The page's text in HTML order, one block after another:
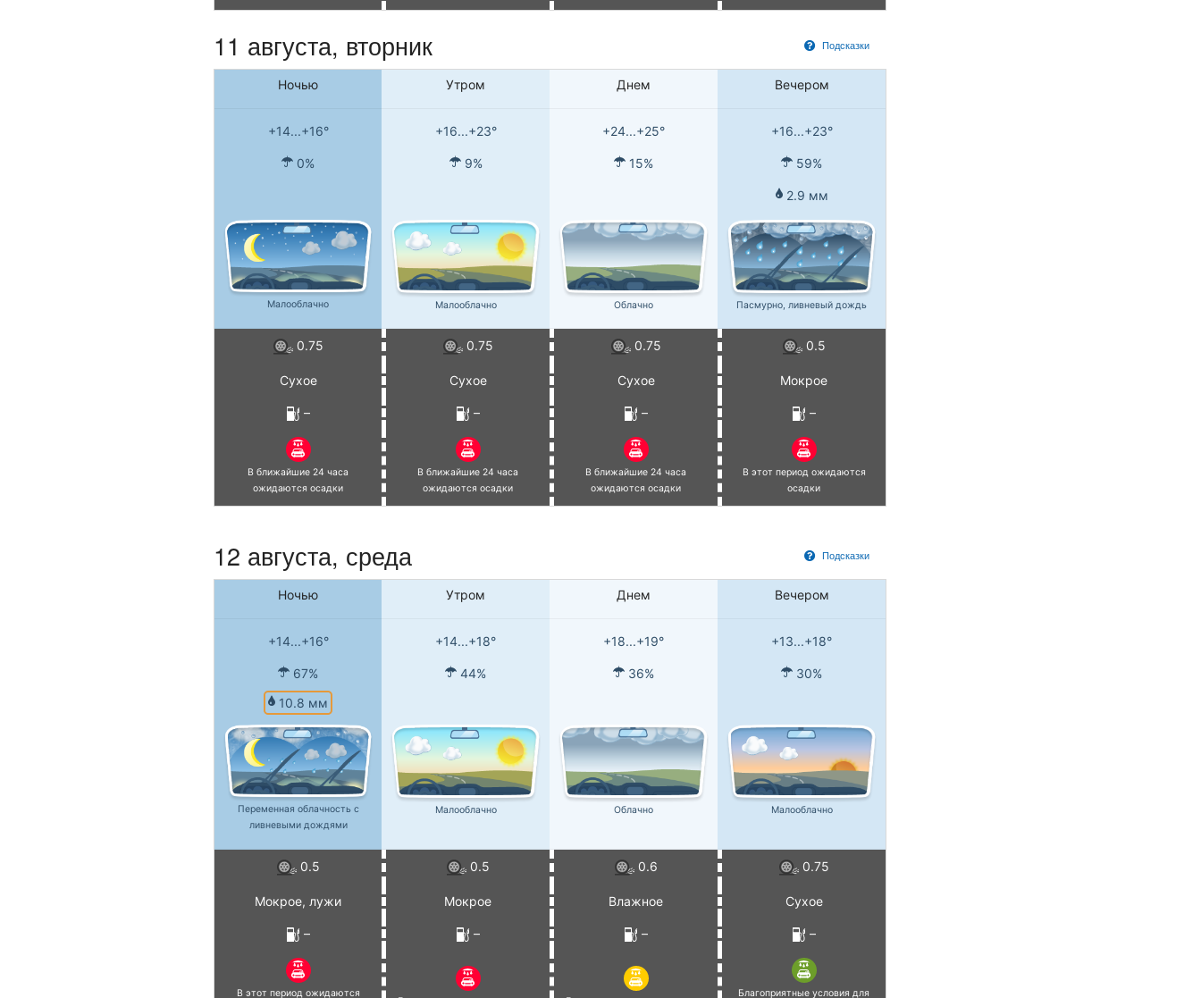
Подсказки
11 августа, вторник
Ночью Утром Днем Вечером
+14...+16° +16...+23° +24...+25° +16...+23°
0% 9% 15% 59%
2.9 мм
Малооблачно Малооблачно Облачно Пасмурно, ливневый дождь
0.75 0.75 0.75 0.5
Сухое Сухое Сухое Мокрое
– – – –
В ближайшие 24 часа
ожидаются осадки
В ближайшие 24 часа
ожидаются осадки
В ближайшие 24 часа
ожидаются осадки
В этот период ожидаются
осадки
Подсказки
12 августа, среда
Ночью Утром Днем Вечером
+14...+16° +14...+18° +18...+19° +13...+18°
67% 44% 36%
30%
10.8 мм
Переменная облачность с
ливневыми дождями
Малооблачно Облачно Малооблачно
0.5 0.5 0.6 0.75
Мокрое, лужи Мокрое Влажное Сухое
– – – –
В этот период ожидаются Благоприятные условия для